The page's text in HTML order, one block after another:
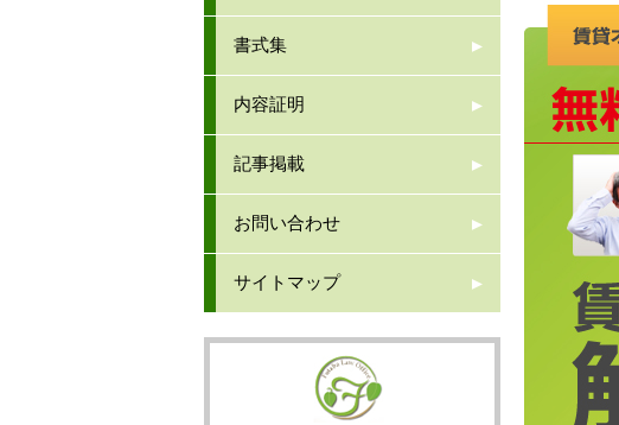
書式集
内容証明
記事掲載
お問い合わせ
サイトマップ